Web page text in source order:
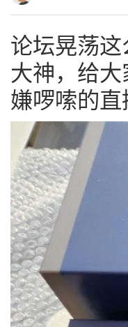
论坛晃荡
大神，给
嫌啰嗦的